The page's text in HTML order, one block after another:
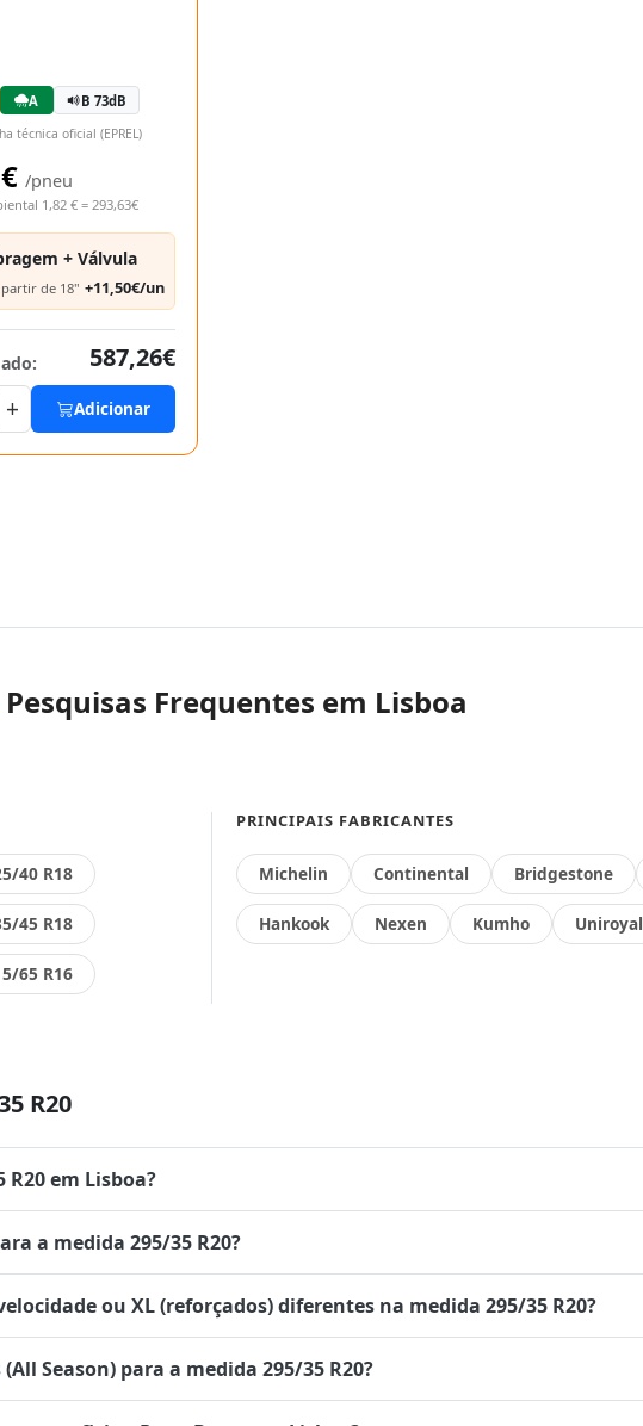
A B 73dB
técnica oficial (EPREL)
/pneu
1,82 € = 293,63€
+ Válvula
partir de 18" +11,50€/un
587,26€
+ Adicionar
Pesquisas Frequentes em Lisboa
40 R18
45 R18
65 R16
PRINCIPAIS FABRICANTES
Michelin Continental Bridgestone
Hankook Nexen Kumho Uniroyal
R20
em Lisboa?
a medida 295/35 R20?
ou XL (reforçados) diferentes na medida 295/35 R20?
Season) para a medida 295/35 R20?